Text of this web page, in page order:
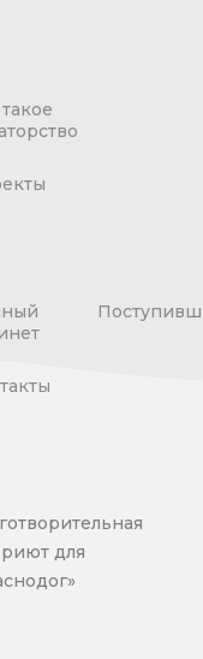
для